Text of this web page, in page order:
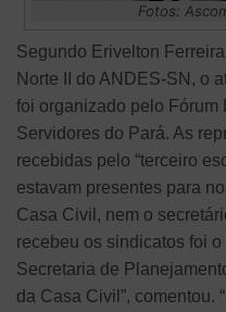
Fotos:
Segundo Erivelton
Norte II do ANDES-SN, o
foi organizado pelo Fórum
Servidores do Pará. As
recebidas pelo “terceiro
estavam presentes para
Casa Civil, nem o
recebeu os sindicatos foi
Secretaria de
da Casa Civil”, comentou.